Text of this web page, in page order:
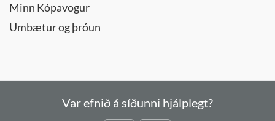
Minn Kópavogur
Umbætur og þróun
Var efnið á síðunni hjálplegt?